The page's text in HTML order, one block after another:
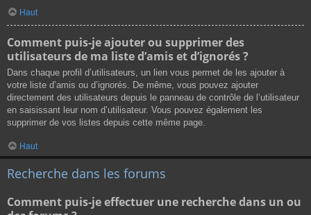
Haut
Comment puis-je ajouter ou supprimer des
utilisateurs de ma liste d’amis et d’ignorés ?
Dans chaque profil d’utilisateurs, un lien vous permet de les ajouter à
votre liste d’amis ou d’ignorés. De même, vous pouvez ajouter
directement des utilisateurs depuis le panneau de contrôle de l’utilisateur
en saisissant leur nom d’utilisateur. Vous pouvez également les
supprimer de vos listes depuis cette même page.
Haut
Recherche dans les forums
Comment puis-je effectuer une recherche dans un ou